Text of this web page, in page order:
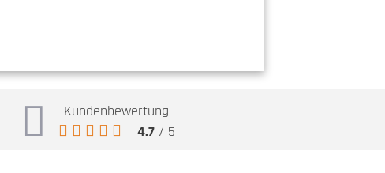
Kundenbewertung
4.7/ 5